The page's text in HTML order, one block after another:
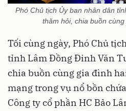
Phó Chủ tịch Ủy ban nhân dân
thăm hỏi, chia buồn
Tối cùng ngày, Phó Chủ
tỉnh Lâm ĐồngĐinh Văn
chia buồn cùng gia đình
mạng trong vụ nổ bồn
Công ty cổ phần HC Bảo